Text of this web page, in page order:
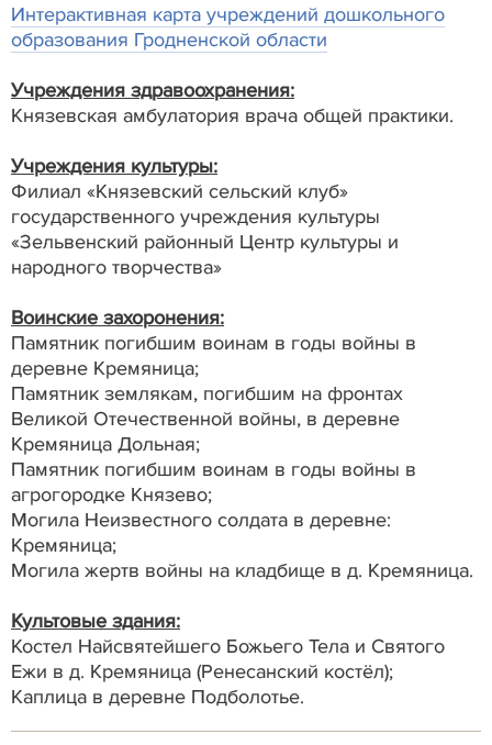
Интерактивная карта учреждений дошкольного
образования Гродненской области
Учреждения здравоохранения:
Князевская амбулатория врача общей практики.
Учреждения культуры:
Филиал «Князевский сельский клуб»
государственного учреждения культуры
«Зельвенский районный Центр культуры и
народного творчества»
Воинские захоронения:
Памятник погибшим воинам в годы войны в
деревне Кремяница;
Памятник землякам, погибшим на фронтах
Великой Отечественной войны, в деревне
Кремяница Дольная;
Памятник погибшим воинам в годы войны в
агрогородке Князево;
Могила Неизвестного солдата в деревне:
Кремяница;
Могила жертв войны на кладбище в д. Кремяница.
Культовые здания:
Костел Найсвятейшего Божьего Тела и Святого
Ежи в д. Кремяница (Ренесанский костёл);
Каплица в деревне Подболотье.